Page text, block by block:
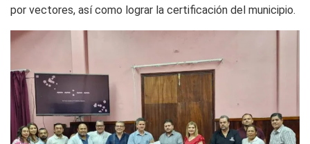
por vectores, así como lograr la certificación del municipio.